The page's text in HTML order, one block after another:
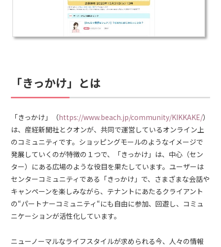
「きっかけ」とは
「きっかけ」（https://www.beach.jp/community/KIKKAKE/）
は、産経新聞社とクオンが、共同で運営しているオンライン上
のコミュニティです。ショッピングモールのようなイメージで
発展していくのが特徴の１つで、「きっかけ」は、中心（セン
ター）にある広場のような役目を果たしています。ユーザーは
センターコミュニティである「きっかけ」で、さまざまな会話や
キャンペーンを楽しみながら、テナントにあたるクライアント
の“パートナーコミュニティ“にも自由に参加、回遊し、コミュ
ニケーションが活性化しています。
ニューノーマルなライフスタイルが求められる今、人々の情報